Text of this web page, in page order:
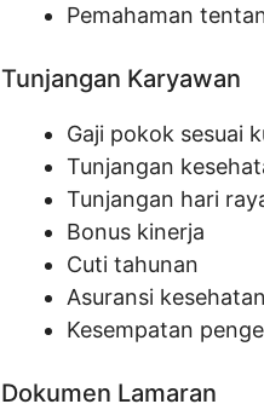
Pemahaman
Tunjangan Karyawan
Gaji pokok sesuai
Tunjangan
Tunjangan hari
Bonus kinerja
Cuti tahunan
Asuransi kesehatan
Kesempatan
Dokumen Lamaran